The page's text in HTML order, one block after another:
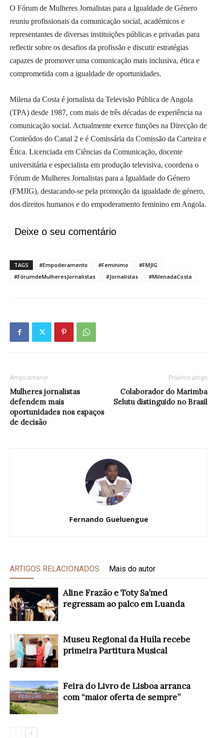
O Fórum de Mulheres Jornalistas para a Igualdade de Género
reuniu profissionais da comunicação social, académicos e
representantes de diversas instituições públicas e privadas para
reflectir sobre os desafios da profissão e discutir estratégias
capazes de promover uma comunicação mais inclusiva, ética e
comprometida com a igualdade de oportunidades.
Milena da Costa é jornalista da Televisão Pública de Angola
(TPA) desde 1987, com mais de três décadas de experiência na
comunicação social. Actualmente exerce funções na Direcção de
Conteúdos do Canal 2 e é Comissária da Comissão da Carteira e
Ética. Licenciada em Ciências da Comunicação, docente
universitária e especialista em produção televisiva, coordena o
Fórum de Mulheres Jornalistas para a Igualdade do Género
(FMJIG), destacando-se pela promoção da igualdade de género,
dos direitos humanos e do empoderamento feminino em Angola.
Deixe o seu comentário
TAGS #Empoderamento #Feminimo
#FMJIG
#FórumdeMulheresJornalistas
#Jornalistas #MilenadaCosta
Artigo anterior
Mulheres jornalistas
defendem mais
oportunidades nos espaços
de decisão
Próximo artigo
Colaborador do Marimba
Selutu distinguido no Brasil
Fernando Gueluengue
ARTIGOS RELACIONADOS Mais do autor
Aline Frazão e Toty Sa’med
regressam ao palco em Luanda
Museu Regional da Huíla recebe
primeira Partitura Musical
Feira do Livro de Lisboa arranca
com “maior oferta de sempre”